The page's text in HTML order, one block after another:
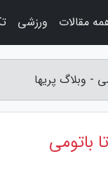
- وبلاگ پریها
باتومی
مقالات ورزشی